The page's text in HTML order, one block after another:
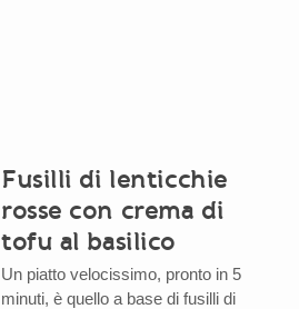
Fusilli di lenticchie
rosse con crema di
tofu al basilico
Un piatto velocissimo, pronto in 5
minuti, è quello a base di fusilli di